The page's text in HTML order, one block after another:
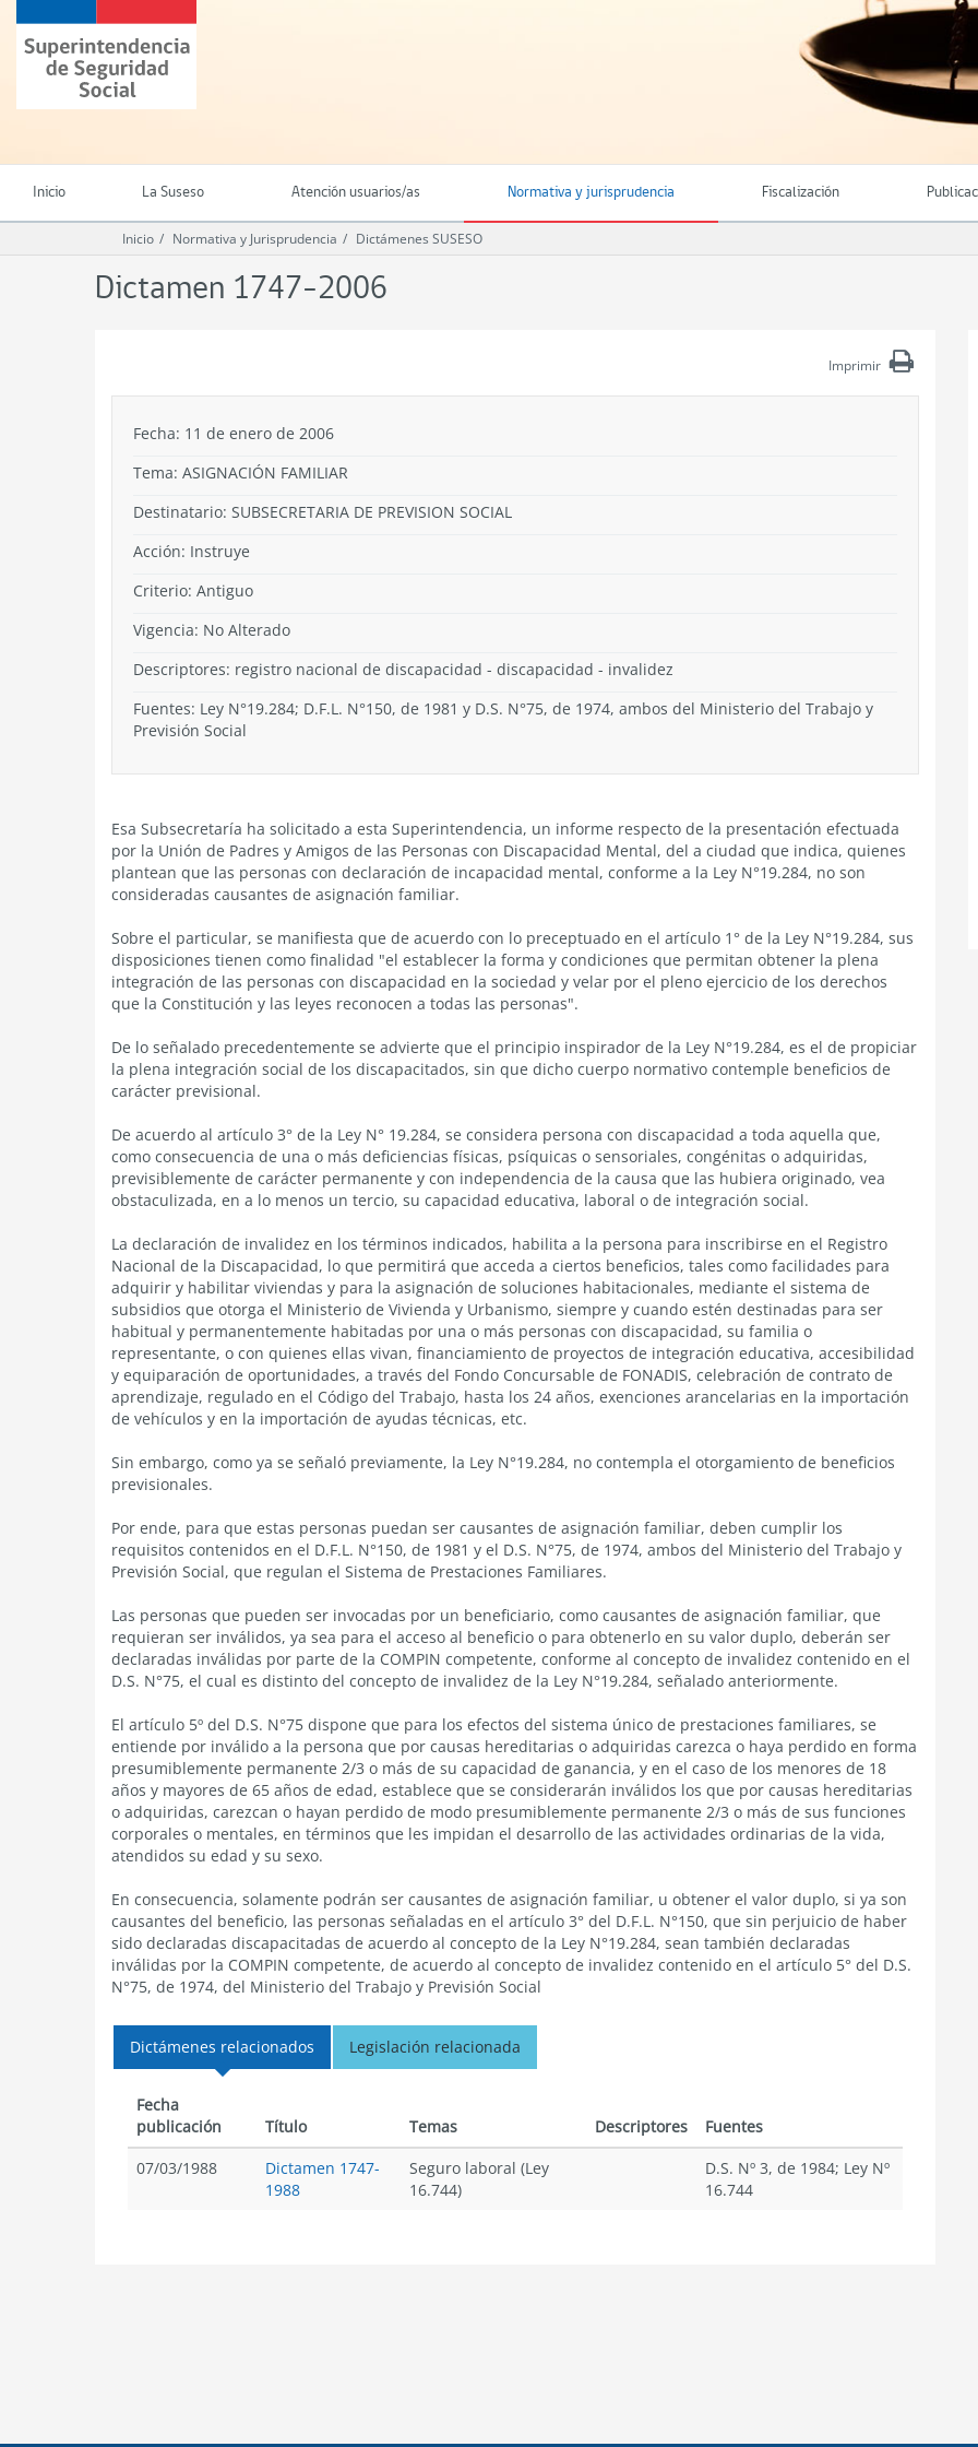
contenido
principal
Superintendencia
de
Seguridad
(SUSESO)
Chile
Inicio La Suseso Atención usuarios/as Normativa y jurisprudencia Fiscalización
Inicio Normativa y Jurisprudencia Dictámenes SUSESO
Dictamen 1747-2006
Imprimir
Fecha: 11 de enero de 2006
Tema: ASIGNACIÓN FAMILIAR
Destinatario: SUBSECRETARIA DE PREVISION SOCIAL
Acción: Instruye
Criterio: Antiguo
Vigencia: No Alterado
Descriptores: registro nacional de discapacidad - discapacidad - invalidez
Fuentes: Ley N°19.284; D.F.L. N°150, de 1981 y D.S. N°75, de 1974, ambos del Ministerio del Trabajo y
Previsión Social
Esa Subsecretaría ha solicitado a esta Superintendencia, un informe respecto de la presentación efectuada
por la Unión de Padres y Amigos de las Personas con Discapacidad Mental, del a ciudad que indica, quienes
plantean que las personas con declaración de incapacidad mental, conforme a la Ley N°19.284, no son
consideradas causantes de asignación familiar.
Sobre el particular, se manifiesta que de acuerdo con lo preceptuado en el artículo 1° de la Ley N°19.284, sus
disposiciones tienen como finalidad "el establecer la forma y condiciones que permitan obtener la plena
integración de las personas con discapacidad en la sociedad y velar por el pleno ejercicio de los derechos
que la Constitución y las leyes reconocen a todas las personas".
De lo señalado precedentemente se advierte que el principio inspirador de la Ley N°19.284, es el de propiciar
la plena integración social de los discapacitados, sin que dicho cuerpo normativo contemple beneficios de
carácter previsional.
De acuerdo al artículo 3° de la Ley N° 19.284, se considera persona con discapacidad a toda aquella que,
como consecuencia de una o más deficiencias físicas, psíquicas o sensoriales, congénitas o adquiridas,
previsiblemente de carácter permanente y con independencia de la causa que las hubiera originado, vea
obstaculizada, en a lo menos un tercio, su capacidad educativa, laboral o de integración social.
La declaración de invalidez en los términos indicados, habilita a la persona para inscribirse en el Registro
Nacional de la Discapacidad, lo que permitirá que acceda a ciertos beneficios, tales como facilidades para
adquirir y habilitar viviendas y para la asignación de soluciones habitacionales, mediante el sistema de
subsidios que otorga el Ministerio de Vivienda y Urbanismo, siempre y cuando estén destinadas para ser
habitual y permanentemente habitadas por una o más personas con discapacidad, su familia o
representante, o con quienes ellas vivan, financiamiento de proyectos de integración educativa, accesibilidad
y equiparación de oportunidades, a través del Fondo Concursable de FONADIS, celebración de contrato de
aprendizaje, regulado en el Código del Trabajo, hasta los 24 años, exenciones arancelarias en la importación
de vehículos y en la importación de ayudas técnicas, etc.
Sin embargo, como ya se señaló previamente, la Ley N°19.284, no contempla el otorgamiento de beneficios
previsionales.
Por ende, para que estas personas puedan ser causantes de asignación familiar, deben cumplir los
requisitos contenidos en el D.F.L. N°150, de 1981 y el D.S. N°75, de 1974, ambos del Ministerio del Trabajo y
Previsión Social, que regulan el Sistema de Prestaciones Familiares.
Las personas que pueden ser invocadas por un beneficiario, como causantes de asignación familiar, que
requieran ser inválidos, ya sea para el acceso al beneficio o para obtenerlo en su valor duplo, deberán ser
declaradas inválidas por parte de la COMPIN competente, conforme al concepto de invalidez contenido en el
D.S. N°75, el cual es distinto del concepto de invalidez de la Ley N°19.284, señalado anteriormente.
El artículo 5º del D.S. N°75 dispone que para los efectos del sistema único de prestaciones familiares, se
entiende por inválido a la persona que por causas hereditarias o adquiridas carezca o haya perdido en forma
presumiblemente permanente 2/3 o más de su capacidad de ganancia, y en el caso de los menores de 18
años y mayores de 65 años de edad, establece que se considerarán inválidos los que por causas hereditarias
o adquiridas, carezcan o hayan perdido de modo presumiblemente permanente 2/3 o más de sus funciones
corporales o mentales, en términos que les impidan el desarrollo de las actividades ordinarias de la vida,
atendidos su edad y su sexo.
En consecuencia, solamente podrán ser causantes de asignación familiar, u obtener el valor duplo, si ya son
causantes del beneficio, las personas señaladas en el artículo 3° del D.F.L. N°150, que sin perjuicio de haber
sido declaradas discapacitadas de acuerdo al concepto de la Ley N°19.284, sean también declaradas
inválidas por la COMPIN competente, de acuerdo al concepto de invalidez contenido en el artículo 5° del D.S.
N°75, de 1974, del Ministerio del Trabajo y Previsión Social
Dictámenes relacionados Legislación relacionada
Fecha
publicación
Título Temas Descriptores
Fuentes
07/03/1988
Dictamen 1747-
1988
Seguro laboral (Ley
16.744)
D.S. Nº 3, de 1984; Ley Nº
16.744